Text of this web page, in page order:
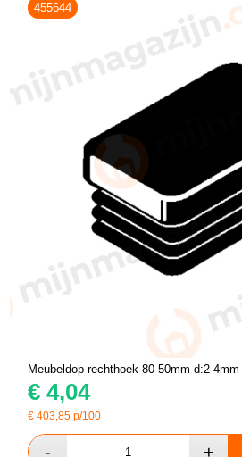
455644
Meubeldop rechthoek 80-50mm d:2-4mm
€ 4,04
€403,85 p/100